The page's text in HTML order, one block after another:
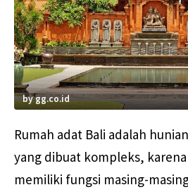
by gg.co.id
Rumah adat Bali adalah
yang dibuat kompleks,
memiliki fungsi masing-